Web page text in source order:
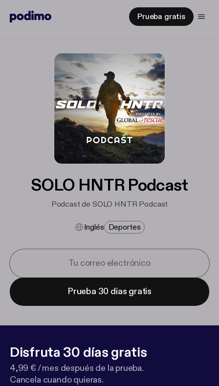
Prueba gratis
SOLO HNTR Podcast
Podcast de SOLO HNTR Podcast
Inglés Deportes
Prueba 30 días gratis
Disfruta 30 días gratis
4,99 € / mes después de la prueba.
Cancela cuando quieras.